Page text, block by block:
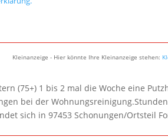
Kleinanzeige - Hier könnte Ihre Kleinanzeige stehen:
(75+) 1 bis 2 mal die Woche eine
bei der
sich in 97453 Schonungen/Ortsteil